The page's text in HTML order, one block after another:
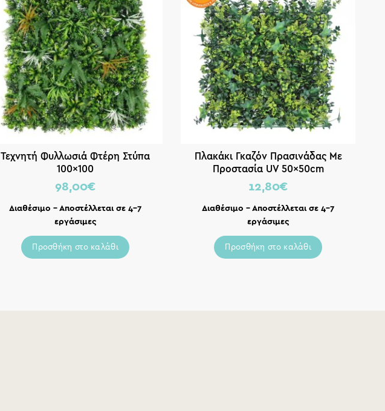
Τεχνητή Φυλλωσιά Φτέρη Στύπα
100×100
98,00€
Διαθέσιμο – Αποστέλλεται σε 4-7
εργάσιμες
Προσθήκη στο καλάθι
Πλακάκι Γκαζόν Πρασινάδας Mε
Προστασία UV 50x50cm
12,80€
Διαθέσιμο – Αποστέλλεται σε 4-7
εργάσιμες
Προσθήκη στο καλάθι